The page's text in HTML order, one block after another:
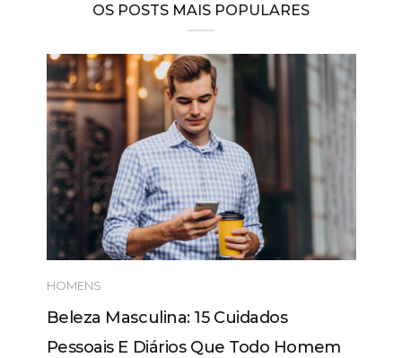
OS POSTS MAIS POPULARES
HOMENS
Beleza Masculina: 15 Cuidados
Pessoais E Diários Que Todo Homem